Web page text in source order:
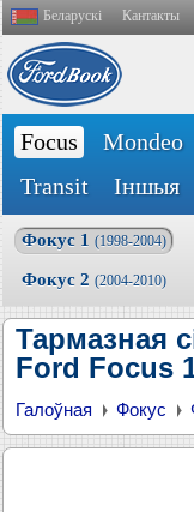
Беларускі Кантакты
Focus Mondeo
Transit
Іншыя
Фокус 1 (1998-2004)
Фокус 2 (2004-2010)
Тармазная
Ford Focus
Галоўная Фокус